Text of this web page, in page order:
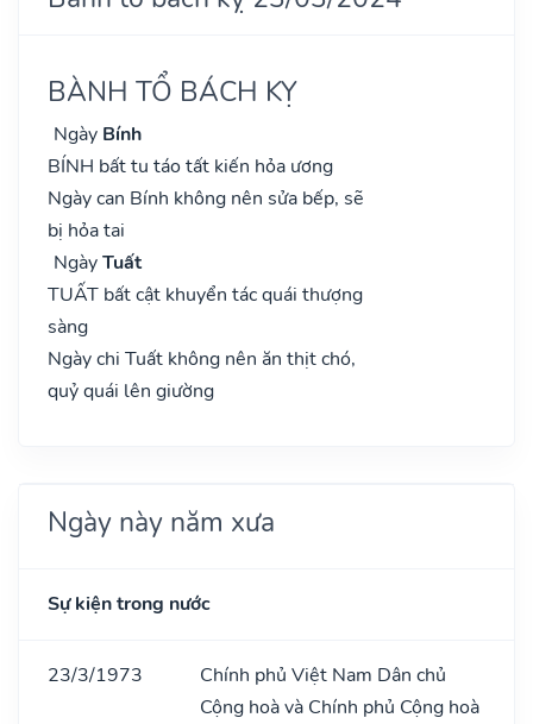
BÀNH TỔ BÁCH KỴ
Ngày Bính
BÍNH bất tu táo tất kiến hỏa ương
Ngày can Bính không nên sửa bếp, sẽ
bị hỏa tai
NgàyTuất
TUẤT bất cật khuyển tác quái thượng
sàng
Ngày chi Tuất không nên ăn thịt chó,
quỷ quái lên giường
Ngày này năm xưa
Sự kiện trong nước
23/3/1973
Chính phủ Việt Nam Dân chủ
Cộng hoà và Chính phủ Cộng hoà